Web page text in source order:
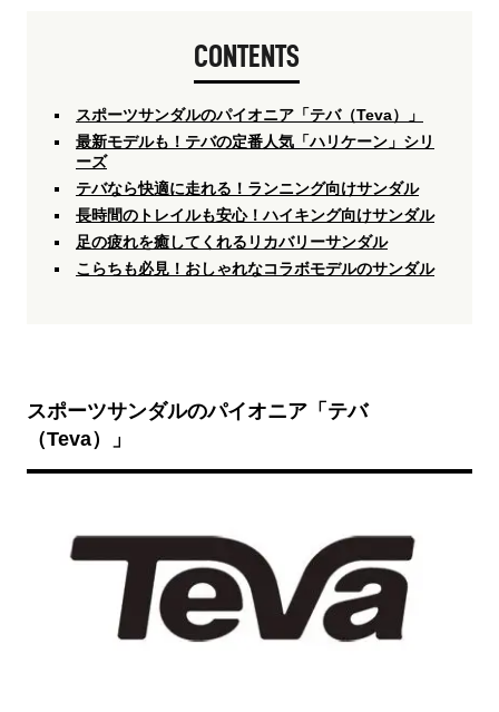
CONTENTS
スポーツサンダルのパイオニア「テバ（Teva）」
最新モデルも！テバの定番人気「ハリケーン」シリ
ーズ
テバなら快適に走れる！ランニング向けサンダル
長時間のトレイルも安心！ハイキング向けサンダル
足の疲れを癒してくれるリカバリーサンダル
こらちも必見！おしゃれなコラボモデルのサンダル
スポーツサンダルのパイオニア「テバ
（Teva）」